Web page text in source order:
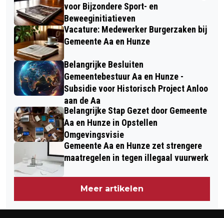
voor Bijzondere Sport- en
Beweeginitiatieven
Vacature: Medewerker Burgerzaken bij
Gemeente Aa en Hunze
Belangrijke Besluiten
Gemeentebestuur Aa en Hunze -
Subsidie voor Historisch Project Anloo
aan de Aa
Belangrijke Stap Gezet door Gemeente
Aa en Hunze in Opstellen
Omgevingsvisie
Gemeente Aa en Hunze zet strengere
maatregelen in tegen illegaal vuurwerk
Meer artikelen